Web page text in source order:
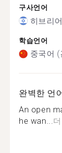
구사언어
히브리어
학습언어
중국어 (
완벽한 언
An open
he wan...